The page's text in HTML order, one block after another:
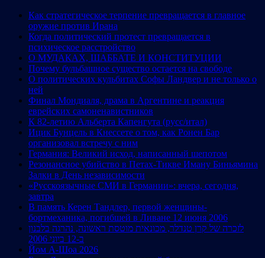
Как стратегическое терпение превращается в главное
оружие против Ирана
Когда политический протест превращается в
психическое расстройство
О МУДАКАХ, ШАББАТЕ И КОНСТИТУЦИИ
Почему бульбашное существо остается на свободе
О политических кульбитах Софы Ландвер и не только о
ней
Финал Мондиаля, драма в Аргентине и реакция
еврейских самоненавистников
К 82-летию Альберта Капенгута (русс/итал)
Ицик Бунцель в Кнессете о том, как Ронен Бар
организовал встречу с ним
Германия: Великий исход, написанный шепотом
Резонансное убийство в Петах-Тикве Иману Биньямина
Залки в День независимости
«Русскоязычные СМИ в Германии»: вчера, сегодня,
завтра
В память Керен Тандлер, первой женщины-
бортмеханика, погибшей в Ливане 12 июня 2006
לזכרה של קרן טנדלר, מכונאית מוטסת ראשונה, נהרגה בלבנון
ב-12 ביוני 2006
Йом А-Шоа 2026